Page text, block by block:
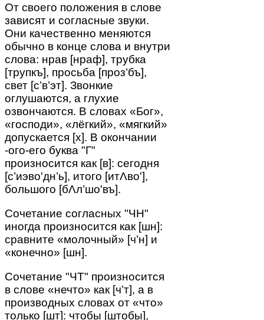
От своего положения в слове
зависят и согласные звуки.
Они качественно меняются
обычно в конце слова и внутри
слова: нрав [нраф], трубка
[трупкъ], просьба [проз’бъ],
свет [с’в’эт]. Звонкие
оглушаются, а глухие
озвончаются. В словах «Бог»,
«господи», «лёгкий», «мягкий»
допускается [х]. В окончании
-ого-его буква "Г"
произносится как [в]: сегодня
[с’иэво'дн’ь], итого [итΛво'],
большого [бΛл’шо'въ].
Сочетание согласных "ЧН"
иногда произносится как [шн]:
сравните «молочный» [ч’н] и
«конечно» [шн].
Сочетание "ЧТ" произносится
в слове «нечто» как [ч’т], а в
производных словах от «что»
только [шт]: чтобы [штобы],